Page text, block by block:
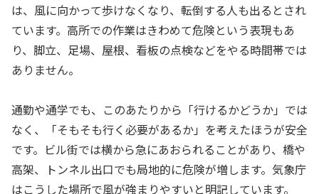
は、風に向かって歩けなくなり、転倒する人も出るとされ
ています。高所での作業はきわめて危険という表現もあ
り、脚立、足場、屋根、看板の点検などをやる時間帯では
ありません。
通勤や通学でも、このあたりから「行けるかどうか」では
なく、「そもそも行く必要があるか」を考えたほうが安全
です。ビル街では横から急にあおられることがあり、橋や
高架、トンネル出口でも局地的に危険が増します。気象庁
はこうした場所で風が強まりやすいと明記しています。